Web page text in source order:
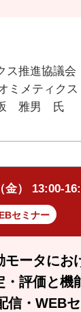
ス推進協議
ミメティク
雅男 氏
金） 13:00-
セミナー
ータにお
・評価と機
信・WEBセ